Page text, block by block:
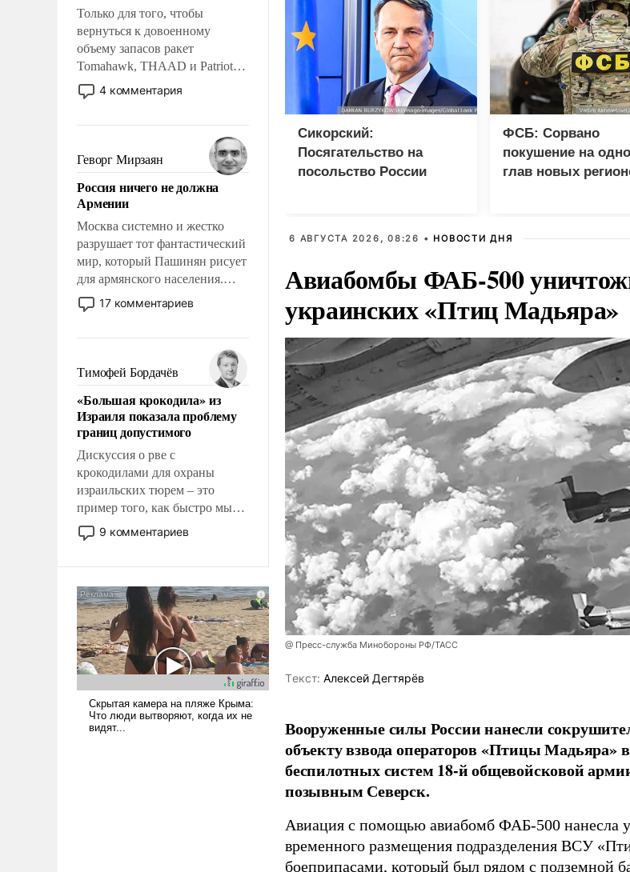
Только для того, чтобы
вернуться к довоенному
объему запасов ракет
Tomahawk, THAAD и Patriot
США потребуется более трех
лет. Даже небольшая война с
Сложившаяся ситуация
означает многолетний период
уязвимости США, например,
перед Китаем.
4 комментария
Геворг Мирзаян
Россия ничего не должна
Армении
Москва системно и жестко
разрушает тот фантастический
мир, который Пашинян рисует
для армянского населения.
Мир, где политические
прожекты будут безусловно
налогоплательщиков и где
Еревану за свои поступки не
нужно отвечать.
17 комментариев
Тимофей Бордачёв
«Большая крокодила» из
Израиля показала проблему
границ допустимого
Дискуссия о рве с
крокодилами для охраны
израильских тюрем – это
пример того, как быстро мы
двигаемся по пути
революционных изменений.
псевдонаучной фантастики,
стало всерьез обсуждаемой
идеей.
9 комментариев
Сикорский:
Посягательство на
посольство России
ФСБ: Сорвано
покушение на
глав новых
6 АВГУСТА 2026, 08:26 • НОВОСТИ ДНЯ
Авиабомбы ФАБ-500
украинских «Птиц Мадьяра»
@ Пресс-служба Минобороны РФ/ТАСС
Tекст: Алексей Дегтярёв
Вооруженные силы России нанесли
объекту взвода операторов «Птицы Мадьяра»
беспилотных систем 18-й общевойсковой
позывным Северск.
Авиация с помощью авиабомб ФАБ-500 нанесла
временного размещения подразделения ВСУ
боеприпасами, который был рядом с подземной